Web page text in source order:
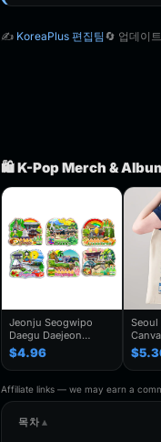
✍️ KoreaPlus 편집팀🔄 업데이
🛍️ K-Pop Merch &
Jeonju Seogwipo
Daegu Daejeon
Chuncheon Andong
South Korea Fridge
Magnet Travel
Souvenir Gift
Handmade Decorative
$4.96
Seoul
Seoul
Seoul
Bag
Affiliate links — we may earn a
목차